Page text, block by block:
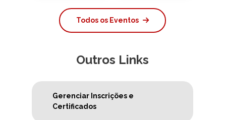
Todos os Eventos
Outros Links
Gerenciar Inscrições e
Certificados